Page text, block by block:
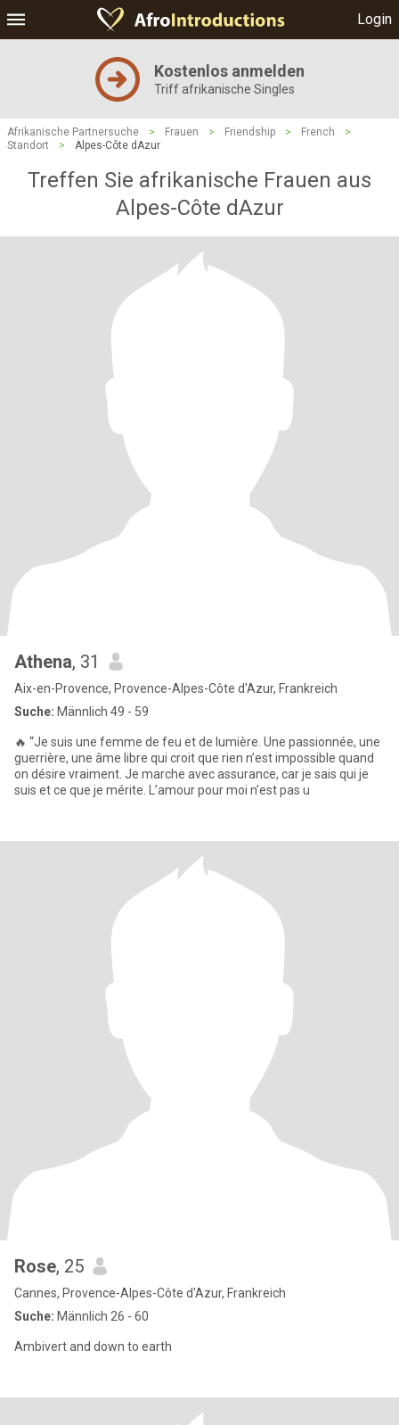
Login
Kostenlos anmelden
Triff afrikanische Singles
Afrikanische Partnersuche > Frauen > Friendship > French
>
Standort
> Alpes-Côte dAzur
Treffen Sie afrikanische Frauen aus
Alpes-Côte dAzur
Athena, 31
Aix-en-Provence, Provence-Alpes-Côte d'Azur, Frankreich
Suche: Männlich 49 - 59
🔥 “Je suis une femme de feu et de lumière. Une passionnée, une
guerrière, une âme libre qui croit que rien n’est impossible quand
on désire vraiment. Je marche avec assurance, car je sais qui je
suis et ce que je mérite. L’amour pour moi n’est pas u
Rose, 25
Cannes, Provence-Alpes-Côte d'Azur, Frankreich
Suche: Männlich 26 - 60
Ambivert and down to earth